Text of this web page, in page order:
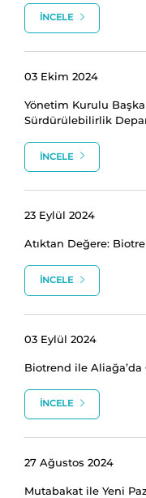
İNCELE
03 Ekim 2024
Yönetim Kurulu
Sürdürülebilirlik
İNCELE
23 Eylül 2024
Atıktan Değere:
İNCELE
03 Eylül 2024
Biotrend ile
İNCELE
27 Ağustos 2024
Mutabakat ile Yeni